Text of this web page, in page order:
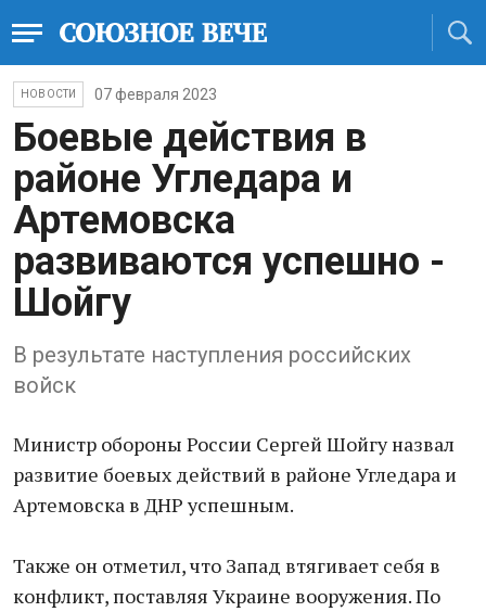
НОВОСТИ 07 февраля 2023
Боевые действия в
районе Угледара и
Артемовска
развиваются успешно -
Шойгу
В результате наступления российских
войск
Министр обороны России Сергей Шойгу назвал
развитие боевых действий в районе Угледара и
Артемовска в ДНР успешным.
Также он отметил, что Запад втягивает себя в
конфликт, поставляя Украине вооружения. По